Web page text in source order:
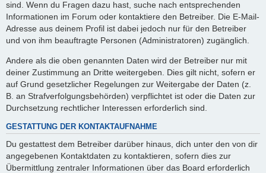
sind. Wenn du Fragen dazu hast, suche nach entsprechenden
Informationen im Forum oder kontaktiere den Betreiber. Die E-Mail-
Adresse aus deinem Profil ist dabei jedoch nur für den Betreiber
und von ihm beauftragte Personen (Administratoren) zugänglich.
Andere als die oben genannten Daten wird der Betreiber nur mit
deiner Zustimmung an Dritte weitergeben. Dies gilt nicht, sofern er
auf Grund gesetzlicher Regelungen zur Weitergabe der Daten (z.
B. an Strafverfolgungsbehörden) verpflichtet ist oder die Daten zur
Durchsetzung rechtlicher Interessen erforderlich sind.
GESTATTUNG DER KONTAKTAUFNAHME
Du gestattest dem Betreiber darüber hinaus, dich unter den von dir
angegebenen Kontaktdaten zu kontaktieren, sofern dies zur
Übermittlung zentraler Informationen über das Board erforderlich